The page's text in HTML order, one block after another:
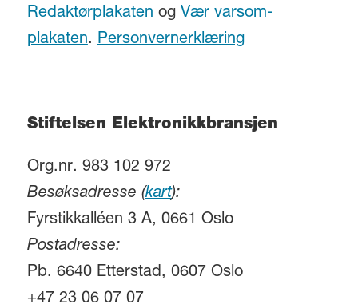
Redaktørplakatenog Vær varsom-
plakaten. Personvernerklæring
Stiftelsen Elektronikkbransjen
Org.nr. 983 102 972
Besøksadresse (kart):
Fyrstikkalléen 3 A, 0661 Oslo
Postadresse:
Pb. 6640 Etterstad, 0607 Oslo
+47 23 06 07 07